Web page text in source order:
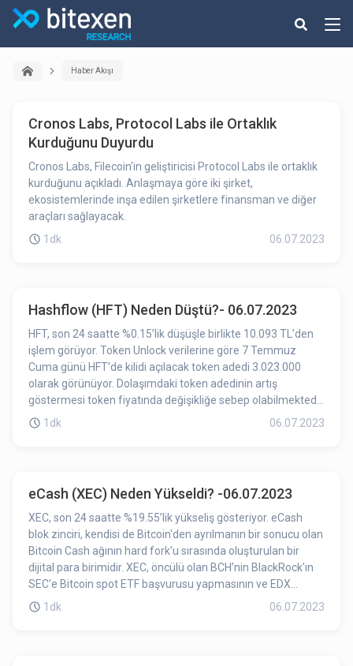
Haber Akışı
Cronos Labs, Protocol Labs ile Ortaklık
Kurduğunu Duyurdu
Cronos Labs, Filecoin'in geliştiricisi Protocol Labs ile ortaklık
kurduğunu açıkladı. Anlaşmaya göre iki şirket,
ekosistemlerinde inşa edilen şirketlere finansman ve diğer
araçları sağlayacak.
1dk
06.07.2023
Hashflow (HFT) Neden Düştü?- 06.07.2023
HFT, son 24 saatte %0.15’lik düşüşle birlikte 10.093 TL’den
işlem görüyor. Token Unlock verilerine göre 7 Temmuz
Cuma günü HFT’de kilidi açılacak token adedi 3.023.000
olarak görünüyor. Dolaşımdaki token adedinin artış
göstermesi token fiyatında değişikliğe sebep olabilmektedir.
Kilit açılımına az bir süre kalması HFT’deki düşüşün
1dk 06.07.2023
eCash (XEC) Neden Yükseldi? -06.07.2023
XEC, son 24 saatte %19.55’lik yükseliş gösteriyor. eCash
blok zinciri, kendisi de Bitcoin'den ayrılmanın bir sonucu olan
Bitcoin Cash ağının hard fork’u sırasında oluşturulan bir
dijital para birimidir. XEC, öncülü olan BCH’nin BlackRock'ın
SEC'e Bitcoin spot ETF başvurusu yapmasının ve EDX
Markets'ın faaliyete geçmesinin ardından yükselişe
1dk 06.07.2023